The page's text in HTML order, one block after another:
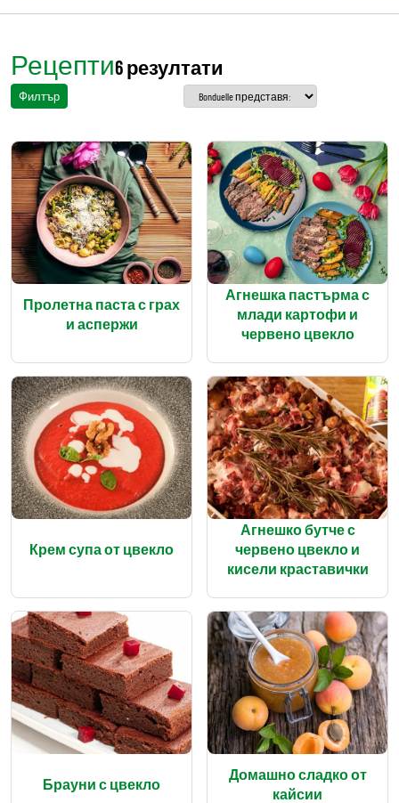
Рецепти6 резултати
Филтър
Пролетна паста с грах
и аспержи
Агнешка пастърма с
млади картофи и
червено цвекло
Крем супа от цвекло
Агнешко бутче с
червено цвекло и
кисели краставички
Брауни с цвекло
Домашно сладко от
кайсии